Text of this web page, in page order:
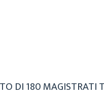
DI 180